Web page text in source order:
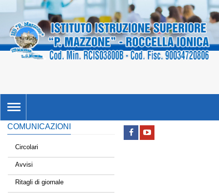
TOGGLE
NAVIGATION
COMUNICAZIONI
Circolari
Avvisi
Ritagli di giornale